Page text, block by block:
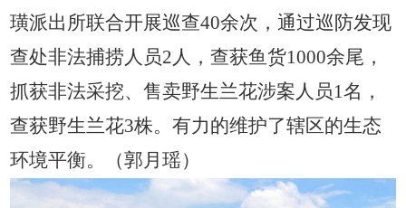
璜派出所联合开展巡查40余次，通过巡防发现
查处非法捕捞人员2人，查获鱼货1000余尾，
抓获非法采挖、售卖野生兰花涉案人员1名，
查获野生兰花3株。有力的维护了辖区的生态
环境平衡。
（郭月瑶）